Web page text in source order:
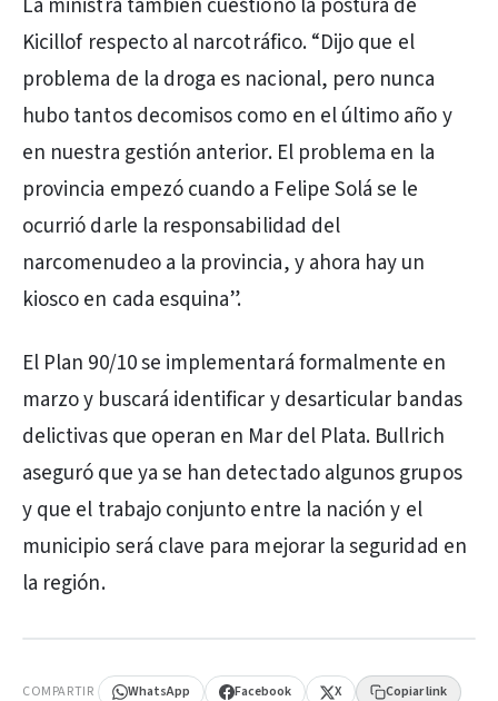
La ministra también cuestionó la postura de
Kicillof respecto al narcotráfico. “Dijo que el
problema de la droga es nacional, pero nunca
hubo tantos decomisos como en el último año y
en nuestra gestión anterior. El problema en la
provincia empezó cuando a Felipe Solá se le
ocurrió darle la responsabilidad del
narcomenudeo a la provincia, y ahora hay un
kiosco en cada esquina”.
El Plan 90/10 se implementará formalmente en
marzo y buscará identificar y desarticular bandas
delictivas que operan en Mar del Plata. Bullrich
aseguró que ya se han detectado algunos grupos
y que el trabajo conjunto entre la nación y el
municipio será clave para mejorar la seguridad en
la región.
COMPARTIR WhatsApp Facebook X Copiar link